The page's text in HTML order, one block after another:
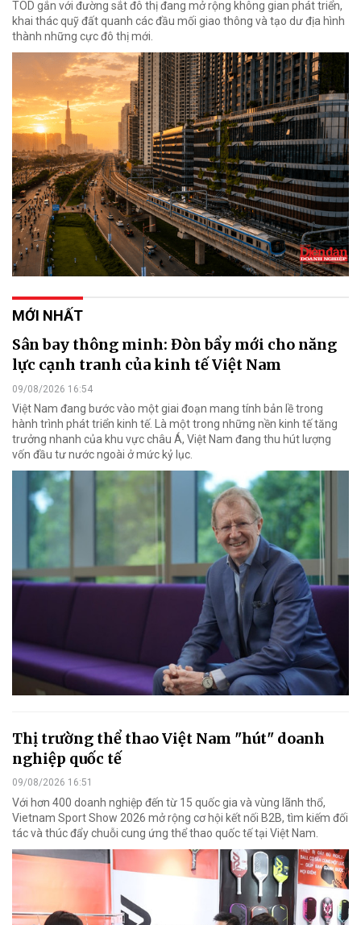
TOD gắn với đường sắt đô thị đang mở rộng không gian phát triển,
khai thác quỹ đất quanh các đầu mối giao thông và tạo dư địa hình
thành những cực đô thị mới.
MỚI NHẤT
Sân bay thông minh: Đòn bẩy mới cho năng
lực cạnh tranh của kinh tế Việt Nam
09/08/2026 16:54
Việt Nam đang bước vào một giai đoạn mang tính bản lề trong
hành trình phát triển kinh tế. Là một trong những nền kinh tế tăng
trưởng nhanh của khu vực châu Á, Việt Nam đang thu hút lượng
vốn đầu tư nước ngoài ở mức kỷ lục.
Thị trường thể thao Việt Nam "hút" doanh
nghiệp quốc tế
09/08/2026 16:51
Với hơn 400 doanh nghiệp đến từ 15 quốc gia và vùng lãnh thổ,
Vietnam Sport Show 2026 mở rộng cơ hội kết nối B2B, tìm kiếm đối
tác và thúc đẩy chuỗi cung ứng thể thao quốc tế tại Việt Nam.